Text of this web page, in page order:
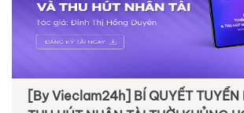
[By Vieclam24h] BÍ QUYẾT TUYỂN